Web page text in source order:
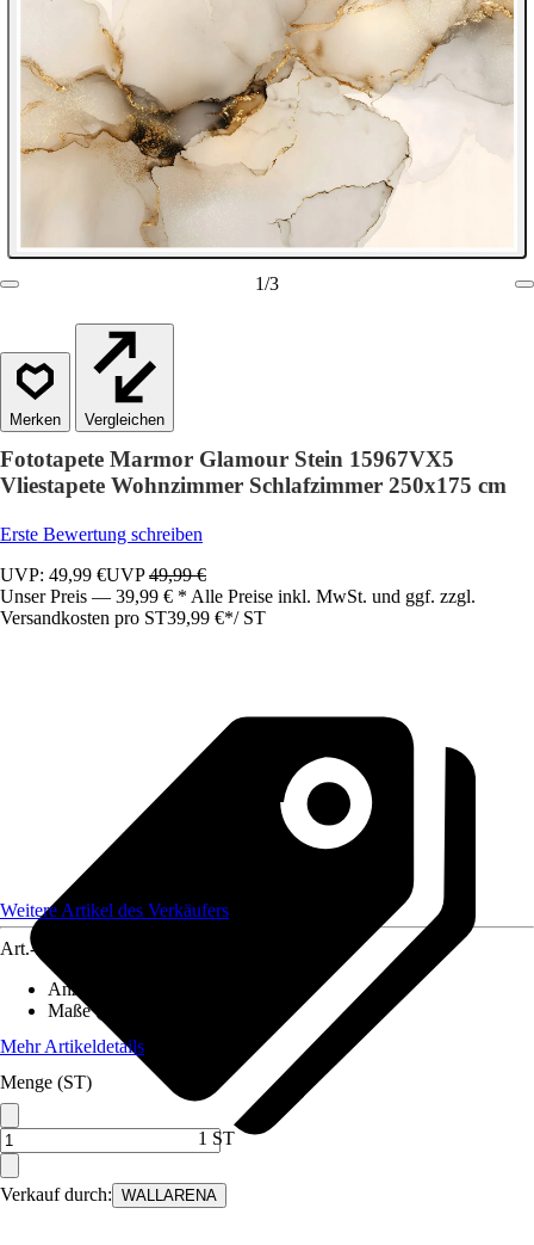
1/3
Vergleichen
Fototapete Marmor Glamour Stein 15967VX5
Vliestapete Wohnzimmer Schlafzimmer 250x175 cm
Erste Bewertung schreiben
UVP: 49,99 €UVP49,99 €
Unser Preis — 39,99 € * Alle Preise inkl. MwSt. und ggf. zzgl.
Versandkosten pro ST39,99 €*/ ST
Verkauf durch: WALLARENA
Weitere Artikel des Verkäufers
Art.-Nr.
Anzahl der Teile
Maße (BxH)
Mehr Artikeldetails
Menge (ST)
1 ST